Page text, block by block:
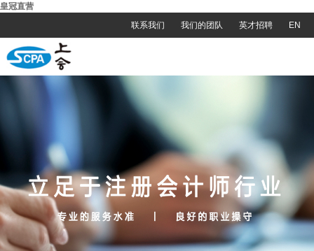
皇冠直营
联系我们
我们的团队 英才招聘 EN